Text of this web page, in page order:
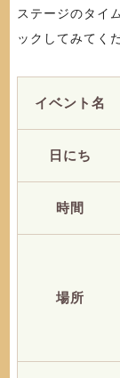
ステージのタイ
ックしてみてく
イベント名
日にち
時間
場所